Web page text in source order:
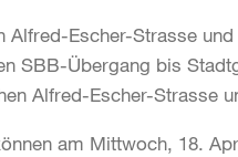
Alfred-Escher-Strasse
SBB-Übergang bis
Alfred-Escher-Strasse
am Mittwoch, 18.